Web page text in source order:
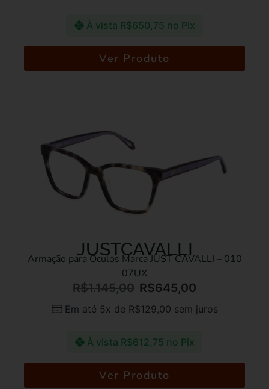
À vista R$650,75 no Pix
Ver Produto
JUSTCAVALLI
Armação para Óculos Marca JUST CAVALLI – 010
07UX
R$1.145,00 R$645,00
Em até 5x de R$129,00 sem juros
À vista R$612,75 no Pix
Ver Produto